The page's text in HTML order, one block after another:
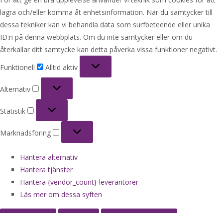
lagra och/eller komma åt enhetsinformation. När du samtycker till
dessa tekniker kan vi behandla data som surfbeteende eller unika
ID:n på denna webbplats. Om du inte samtycker eller om du
återkallar ditt samtycke kan detta påverka vissa funktioner negativt.
Funktionell
Alltid aktiv
Alternativ
Statistik
Marknadsföring
Hantera alternativ
Hantera tjänster
Hantera {vendor_count}-leverantörer
Läs mer om dessa syften